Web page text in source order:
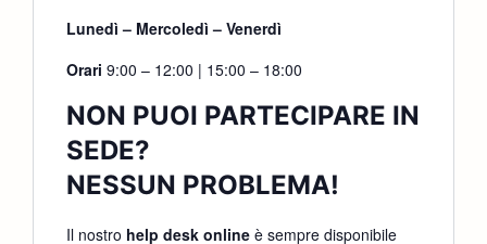
Lunedì – Mercoledì – Venerdì
Orari 9:00 – 12:00 | 15:00 – 18:00
NON PUOI PARTECIPARE IN
SEDE?
NESSUN PROBLEMA!
Il nostro help desk online è sempre disponibile